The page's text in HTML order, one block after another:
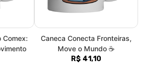
Comex:
Caneca Conecta Fronteiras,
Move o Mundo ☕
R$ 41,10